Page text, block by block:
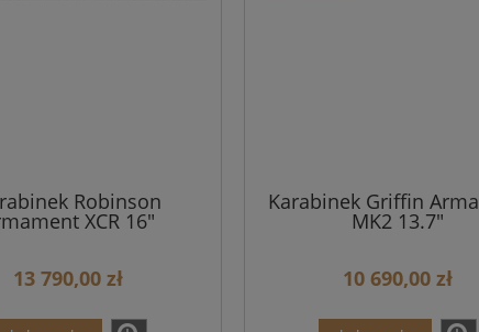
Robinson
XCR 16"
13 790,00 zł
Karabinek Griffin
MK2 13.7"
10 690,00 zł